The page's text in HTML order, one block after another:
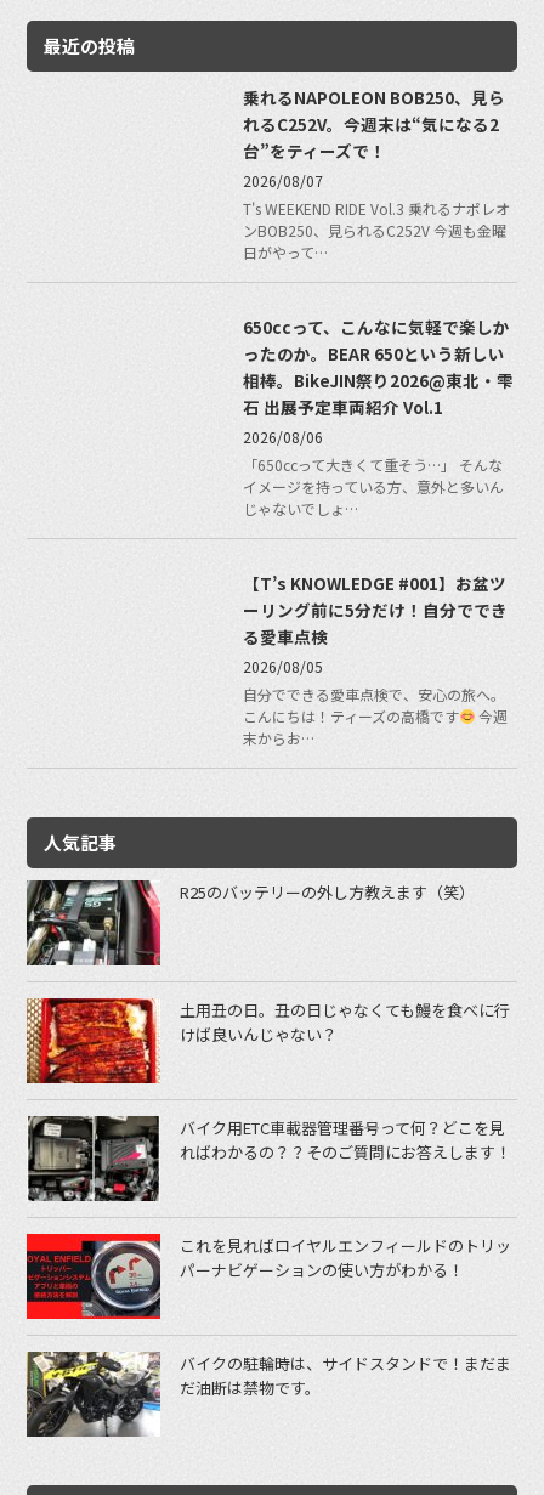
最近の投稿
乗れるNAPOLEON BOB250、見ら
れるC252V。今週末は“気になる2
台”をティーズで！
2026/08/07
T's WEEKEND RIDE Vol.3 乗れるナポレオ
ンBOB250、見られるC252V 今週も金曜
日がやって…
650ccって、こんなに気軽で楽しか
ったのか。BEAR 650という新しい
相棒。BikeJIN祭り2026@東北・雫
石 出展予定車両紹介 Vol.1
2026/08/06
「650ccって大きくて重そう…」 そんな
イメージを持っている方、意外と多いん
じゃないでしょ…
【T’s KNOWLEDGE #001】お盆ツ
ーリング前に5分だけ！自分ででき
る愛車点検
2026/08/05
自分でできる愛車点検で、安心の旅へ。
こんにちは！ティーズの高橋です
今週
末からお…
人気記事
R25のバッテリーの外し方教えます（笑）
土用丑の日。丑の日じゃなくても鰻を食べに行
けば良いんじゃない？
バイク用ETC車載器管理番号って何？どこを見
ればわかるの？？そのご質問にお答えします！
これを見ればロイヤルエンフィールドのトリッ
パーナビゲーションの使い方がわかる！
バイクの駐輪時は、サイドスタンドで！まだま
だ油断は禁物です。